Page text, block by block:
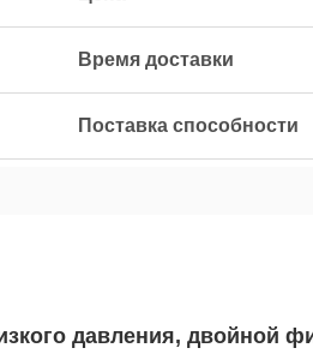
Время доставки
Поставка способности
давления, двойной